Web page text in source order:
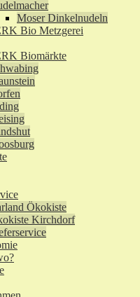
Moser Dinkelnudeln
Bio Metzgerei
Biomärkte
Ökokiste
Kirchdorf